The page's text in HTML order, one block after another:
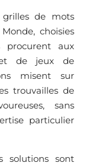
de mots
choisies
procurent aux
de jeux de
misent sur
trouvailles de
sans
particulier
solutions sont